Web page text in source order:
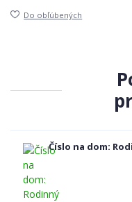
Do obľúbených
Číslo na dom: